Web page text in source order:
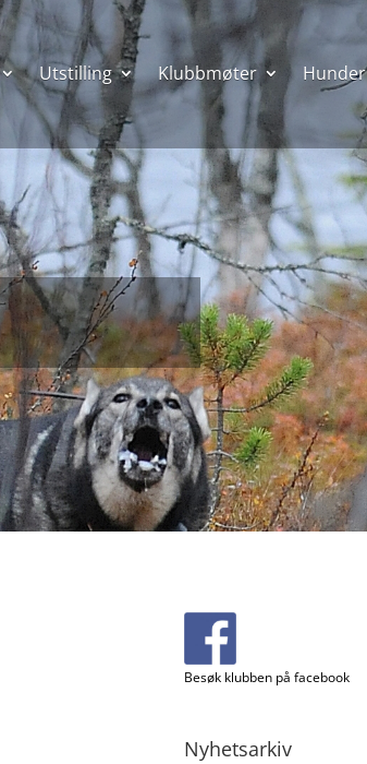
Utstilling Klubbmøter Hunder
Besøk klubben på facebook
Nyhetsarkiv